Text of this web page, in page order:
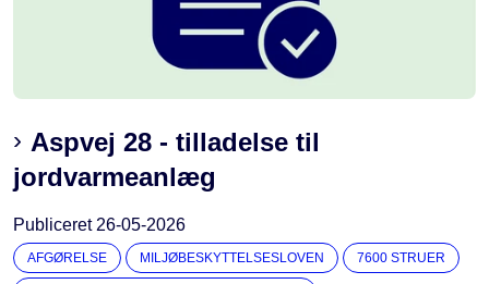
Aspvej 28 - tilladelse til
jordvarmeanlæg
Publiceret 26-05-2026
AFGØRELSE MILJØBESKYTTELSESLOVEN 7600 STRUER